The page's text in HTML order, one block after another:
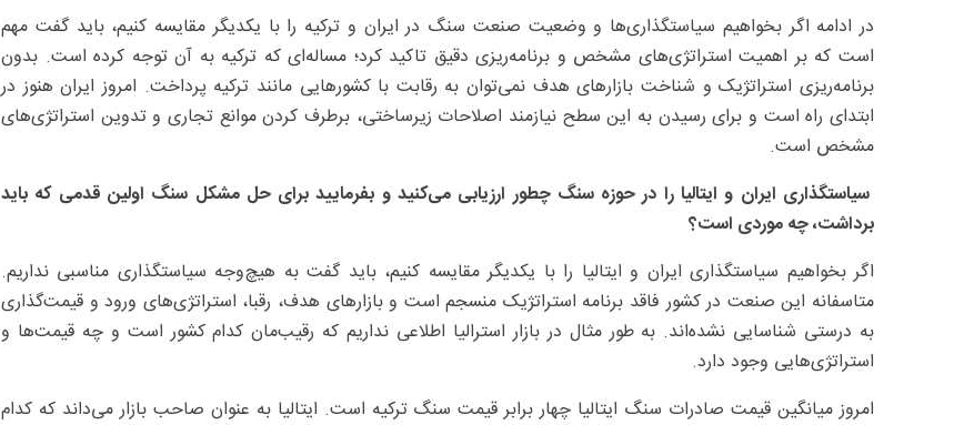
در ادامه اگر بخواهیم سیاستگذاری‌ها و وضعیت صنعت سنگ در ایران و ترکیه را با یکدیگر مقایسه کنیم، باید گفت مهم
است که بر اهمیت استراتژی‌های مشخص و برنامه‌ریزی دقیق تاکید کرد؛ مساله‌ای که ترکیه به آن توجه کرده است. بدون
برنامه‌ریزی استراتژیک و شناخت بازارهای هدف نمی‌توان به رقابت با کشورهایی مانند ترکیه پرداخت. امروز ایران هنوز در
ابتدای راه است و برای رسیدن به این سطح نیازمند اصلاحات زیرساختی، برطرف کردن موانع تجاری و تدوین استراتژی‌های
مشخص است.
سیاستگذاری ایران و ایتالیا را در حوزه سنگ چطور ارزیابی می‌کنید و بفرمایید برای حل مشکل سنگ اولین قدمی که باید
برداشت، چه موردی است؟
اگر بخواهیم سیاستگذاری ایران و ایتالیا را با یکدیگر مقایسه کنیم، باید گفت به هیچ‌وجه سیاستگذاری مناسبی نداریم.
متاسفانه این صنعت در کشور فاقد برنامه استراتژیک منسجم است و بازارهای هدف، رقبا، استراتژی‌های ورود و قیمت‌گذاری
به درستی شناسایی نشده‌اند. به طور مثال در بازار استرالیا اطلاعی نداریم که رقیب‌مان کدام کشور است و چه قیمت‌ها و
استراتژی‌هایی وجود دارد.
امروز میانگین قیمت صادرات سنگ ایتالیا چهار برابر قیمت سنگ ترکیه است. ایتالیا به عنوان صاحب بازار می‌داند که کدام